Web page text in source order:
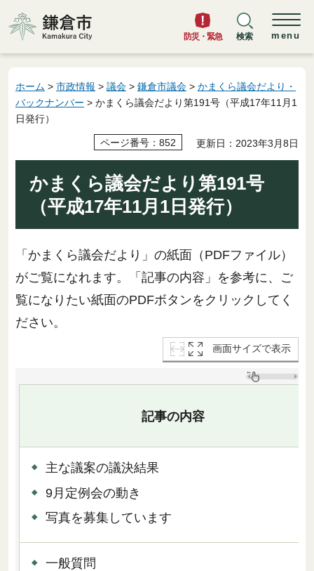
鎌倉市
防災・緊急 検索 menu
ホーム > 市政情報 > 議会 > 鎌倉市議会 > かまくら議会だより・
バックナンバー > かまくら議会だより第191号（平成17年11月1
日発行）
ページ番号：852 更新日：2023年3月8日
かまくら議会だより第191号
（平成17年11月1日発行）
「かまくら議会だより」の紙面（PDFファイル）
がご覧になれます。「記事の内容」を参考に、ご
覧になりたい紙面のPDFボタンをクリックしてく
ださい。
画面サイズで表示
記事の内容
主な議案の議決結果
9月定例会の動き
写真を募集しています
一般質問